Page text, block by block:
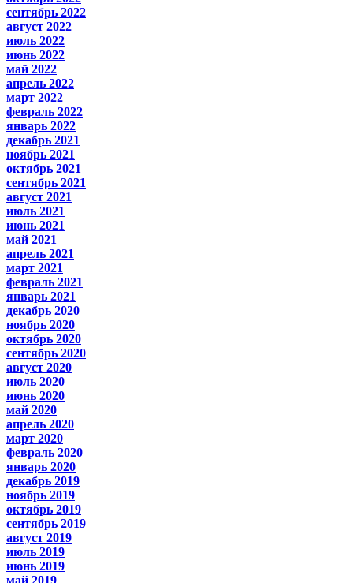
сентябрь 2022
август 2022
июль 2022
июнь 2022
май 2022
апрель 2022
март 2022
февраль 2022
январь 2022
декабрь 2021
ноябрь 2021
октябрь 2021
сентябрь 2021
август 2021
июль 2021
июнь 2021
май 2021
апрель 2021
март 2021
февраль 2021
январь 2021
декабрь 2020
ноябрь 2020
октябрь 2020
сентябрь 2020
август 2020
июль 2020
июнь 2020
май 2020
апрель 2020
март 2020
февраль 2020
январь 2020
декабрь 2019
ноябрь 2019
октябрь 2019
сентябрь 2019
август 2019
июль 2019
июнь 2019
май 2019